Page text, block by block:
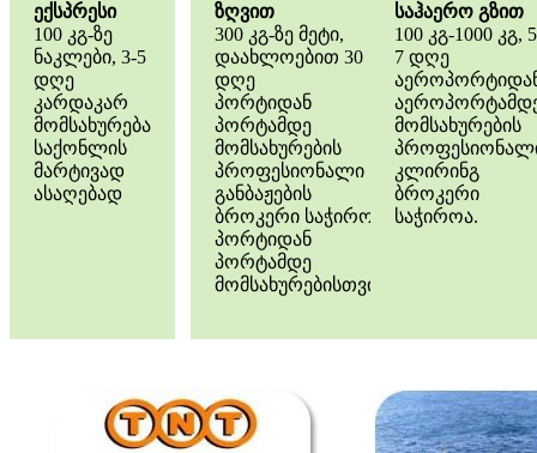
ექსპრესი
100 კგ-ზე
ნაკლები, 3-5
დღე
კარდაკარ
მომსახურება
საქონლის
მარტივად
ასაღებად
ზღვით
300 კგ-ზე მეტი,
დაახლოებით 30
დღე
პორტიდან
პორტამდე
მომსახურების
პროფესიონალი
განბაჟების
ბროკერი საჭიროა
პორტიდან
პორტამდე
მომსახურებისთვის.
საჰაერო გზით
100 კგ-1000 კგ,
7 დღე
მომსახურების
კლირინგ
ბროკერი
საჭიროა.